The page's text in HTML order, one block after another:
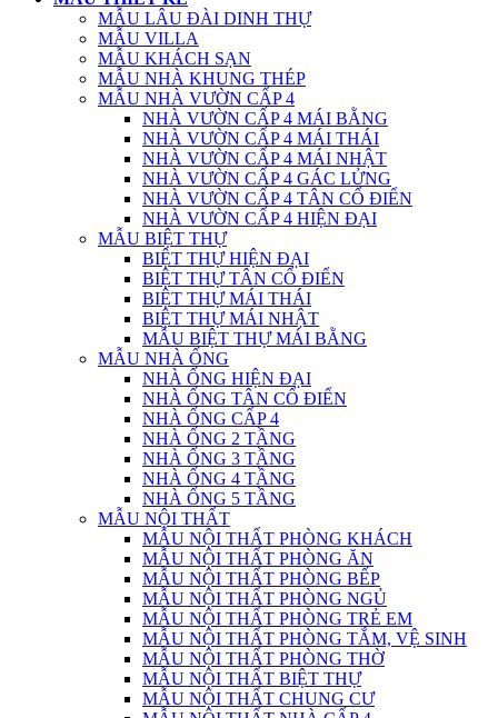
MẪU LÂU ĐÀI DINH THỰ
MẪU VILLA
MẪU KHÁCH SẠN
MẪU NHÀ KHUNG THÉP
MẪU NHÀ VƯỜN CẤP 4
NHÀ VƯỜN CẤP 4 MÁI BẰNG
NHÀ VƯỜN CẤP 4 MÁI THÁI
NHÀ VƯỜN CẤP 4 MÁI NHẬT
NHÀ VƯỜN CẤP 4 GÁC LỬNG
NHÀ VƯỜN CẤP 4 TÂN CỔ ĐIỂN
NHÀ VƯỜN CẤP 4 HIỆN ĐẠI
MẪU BIỆT THỰ
BIỆT THỰ HIỆN ĐẠI
BIỆT THỰ TÂN CỔ ĐIỂN
BIỆT THỰ MÁI THÁI
BIỆT THỰ MÁI NHẬT
MẪU BIỆT THỰ MÁI BẰNG
MẪU NHÀ ỐNG
NHÀ ỐNG HIỆN ĐẠI
NHÀ ỐNG TÂN CỔ ĐIỂN
NHÀ ỐNG CẤP 4
NHÀ ỐNG 2 TẦNG
NHÀ ỐNG 3 TẦNG
NHÀ ỐNG 4 TẦNG
NHÀ ỐNG 5 TẦNG
MẪU NỘI THẤT
MẪU NỘI THẤT PHÒNG KHÁCH
MẪU NỘI THẤT PHÒNG ĂN
MẪU NỘI THẤT PHÒNG BẾP
MẪU NỘI THẤT PHÒNG NGỦ
MẪU NỘI THẤT PHÒNG TRẺ EM
MẪU NỘI THẤT PHÒNG TẮM, VỆ SINH
MẪU NỘI THẤT PHÒNG THỜ
MẪU NỘI THẤT BIỆT THỰ
MẪU NỘI THẤT CHUNG CƯ